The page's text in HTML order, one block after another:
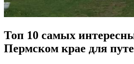
Топ 10 самых
Пермском крае для